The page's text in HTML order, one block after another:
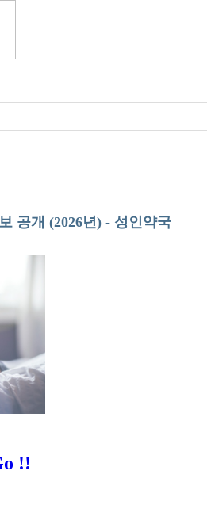
공개 (2026년) - 성인약국
!!